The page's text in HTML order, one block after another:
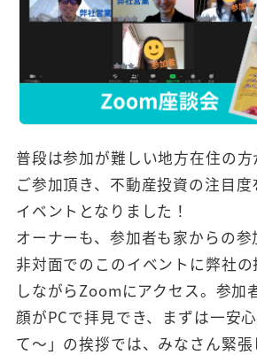
普段は参加が難しい地方在住の方
ご参加頂き、不動産投資の注目
イベントとなりました！
オーナーも、参加者も家からの参
非対面でのこのイベントに弊社
しながらZoomにアクセス。参加
顔がPCで拝見でき、まずは一安
て～」の挨拶では、みなさん緊